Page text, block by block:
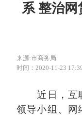
系 整治网
来源:市商务局
时间：2020-11-23
近日，互联
领导小组、网